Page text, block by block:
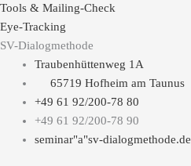
Tools & Mailing-Check
Eye-Tracking
SV-Dialogmethode
Traubenhüttenweg 1A
65719 Hofheim am Taunus
+49 61 92/200-78 80
+49 61 92/200-78 90
seminar"a"sv-dialogmethode.de